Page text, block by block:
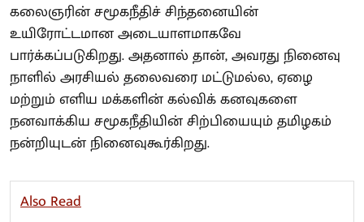
கலைஞரின் சமூகநீதிச் சிந்தனையின்
உயிரோட்டமான அடையாளமாகவே
பார்க்கப்படுகிறது. அதனால் தான், அவரது நினைவு
நாளில் அரசியல் தலைவரை மட்டுமல்ல, ஏழை
மற்றும் எளிய மக்களின் கல்விக் கனவுகளை
நனவாக்கிய சமூகநீதியின் சிற்பியையும் தமிழகம்
நன்றியுடன் நினைவுகூர்கிறது.
Also Read